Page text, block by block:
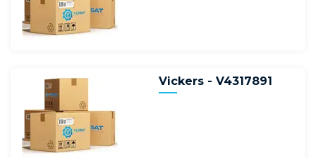
Vickers - V4317891